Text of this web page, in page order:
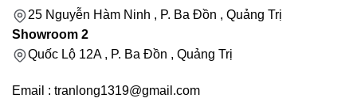
25 Nguyễn Hàm Ninh , P. Ba Đồn , Quảng Trị
Showroom 2
Quốc Lộ 12A , P. Ba Đồn , Quảng Trị
Email : tranlong1319@gmail.com